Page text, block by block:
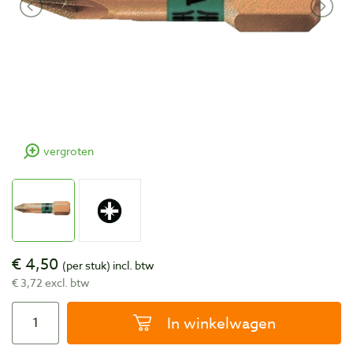
vergroten
€ 4,50 (per stuk) incl. btw
€ 3,72 excl. btw
In winkelwagen